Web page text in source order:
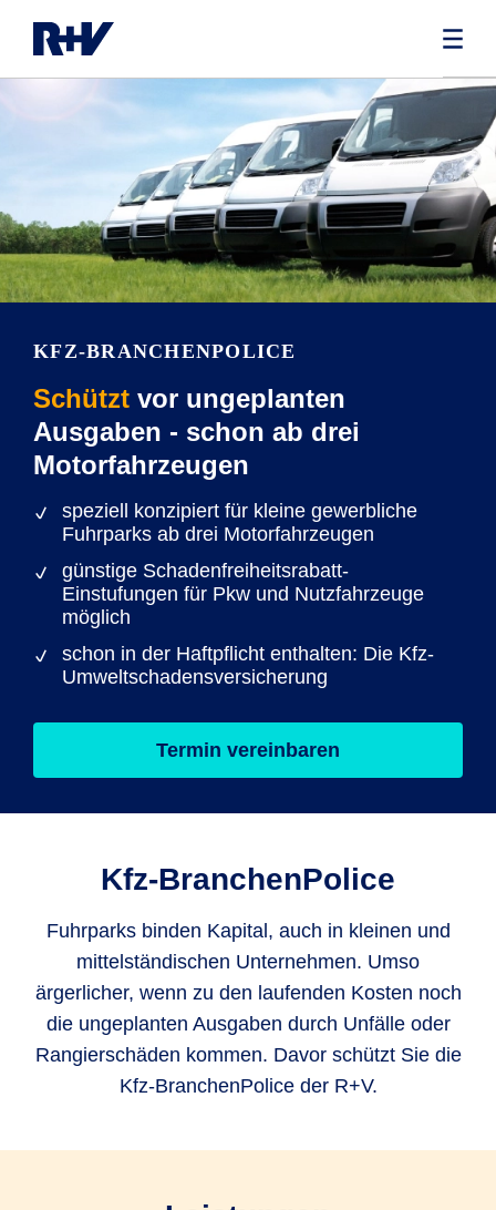
KFZ-BRANCHEN­POLICE
Schützt vor ungeplanten
Ausgaben - schon ab drei
Motorfahrzeugen
speziell konzipiert für kleine gewerbliche
Fuhrparks ab drei Motorfahrzeugen
günstige Schadenfreiheitsrabatt-
Einstufungen für Pkw und Nutzfahrzeuge
möglich
schon in der Haftpflicht enthalten: Die Kfz-
Umweltschadensversicherung
Termin vereinbaren
Kfz-Branchen­Police
Fuhrparks binden Kapital, auch in kleinen und
mittelständischen Unternehmen. Umso
ärgerlicher, wenn zu den laufenden Kosten noch
die ungeplanten Ausgaben durch Unfälle oder
Rangierschäden kommen. Davor schützt Sie die
Kfz-BranchenPolice der R+V.